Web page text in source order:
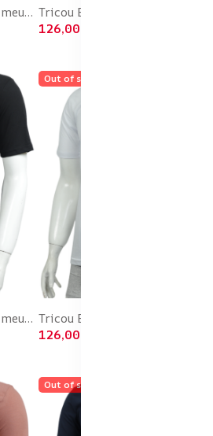
Tricou Bărbați cu Imprimeu TRUE ICONIC ,Culoare Albastru Deschis,Engros
126,00 Lei
Tricou Bărbați cu Imprimeu TRUE ICONIC ,Culoare Negru,Engros
Out of stock
126,00 Lei
Out of stock